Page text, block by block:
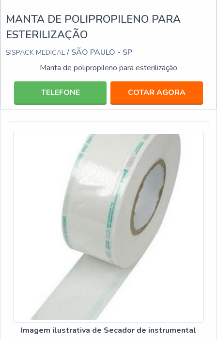
MANTA DE POLIPROPILENO PARA
ESTERILIZAÇÃO
SISPACK MEDICAL / SÃO PAULO - SP
Manta de polipropileno para esterilização
TELEFONE COTAR AGORA
Imagem ilustrativa de Secador de instrumental